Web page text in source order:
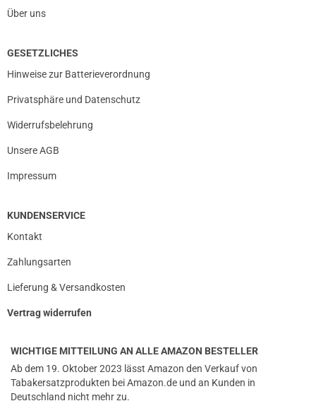
Über uns
GESETZLICHES
Hinweise zur Batterieverordnung
Privatsphäre und Datenschutz
Widerrufsbelehrung
Unsere AGB
Impressum
KUNDENSERVICE
Kontakt
Zahlungsarten
Lieferung & Versandkosten
Vertrag widerrufen
WICHTIGE MITTEILUNG AN ALLE AMAZON BESTELLER
Ab dem 19. Oktober 2023 lässt Amazon den Verkauf von
Tabakersatzprodukten bei Amazon.de und an Kunden in
Deutschland nicht mehr zu.